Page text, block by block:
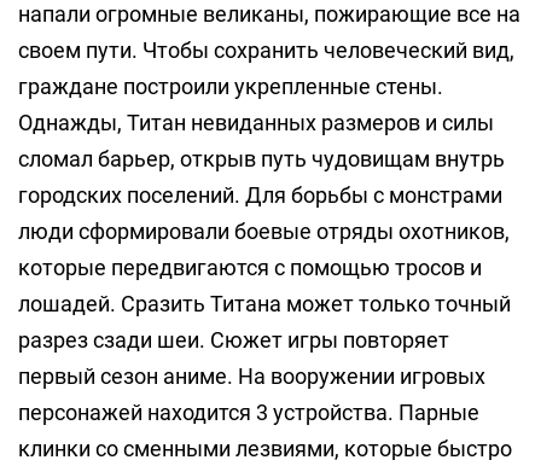
напали огромные великаны, пожирающие все на
своем пути. Чтобы сохранить человеческий вид,
граждане построили укрепленные стены.
Однажды, Титан невиданных размеров и силы
сломал барьер, открыв путь чудовищам внутрь
городских поселений. Для борьбы с монстрами
люди сформировали боевые отряды охотников,
которые передвигаются с помощью тросов и
лошадей. Сразить Титана может только точный
разрез сзади шеи. Сюжет игры повторяет
первый сезон аниме. На вооружении игровых
персонажей находится 3 устройства. Парные
клинки со сменными лезвиями, которые быстро